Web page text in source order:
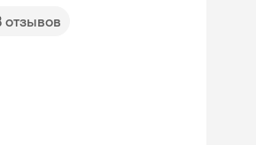
отзывов